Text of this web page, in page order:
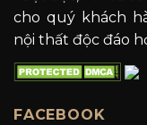
cho quý khách
nội thất độc đáo
FACEBOOK